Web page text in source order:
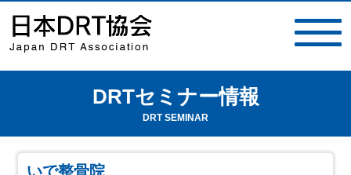
DRTセミナー情報
DRT SEMINAR
いで整骨院